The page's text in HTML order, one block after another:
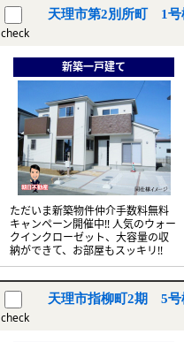
check
天理市第2別所町 1号
新築一戸建て
ただいま新築物件仲介手数料無料
キャンペーン開催中!! 人気のウォー
クインクローゼット、大容量の収
納ができて、お部屋もスッキリ!!
check
天理市指柳町2期 5号